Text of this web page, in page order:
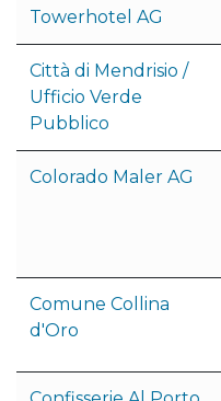
Towerhotel AG
Città di Mendrisio /
Ufficio Verde
Pubblico
Colorado Maler AG
Comune Collina
d'Oro